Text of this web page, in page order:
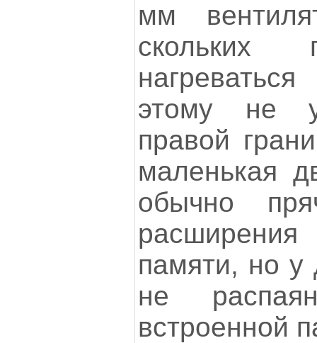
мм
скольких
этому не
правой
маленькая
обычно
памяти, но у
не
встроенной